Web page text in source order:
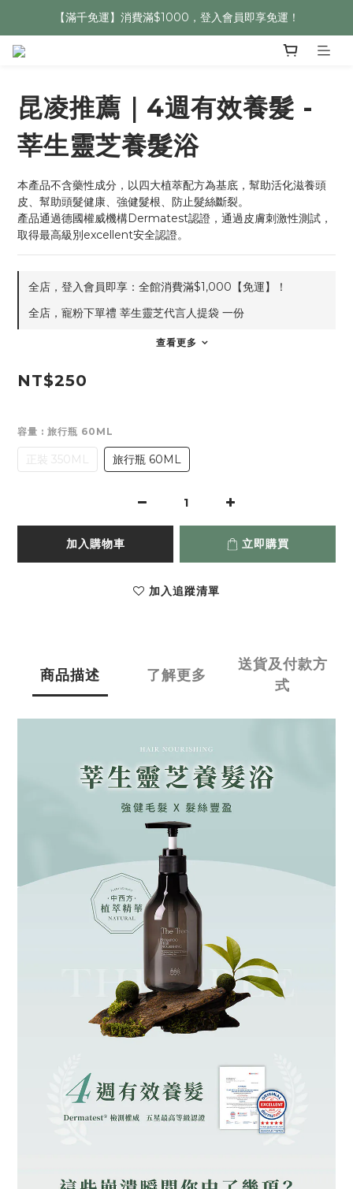
【滿千免運】消費滿$1000，登入會員即享免運！
昆凌推薦｜4週有效養髮 -
莘生靈芝養髮浴
本產品不含藥性成分，以四大植萃配方為基底，幫助活化滋養頭
皮、幫助頭髮健康、強健髮根、防止髮絲斷裂。
產品通過德國權威機構Dermatest認證，通過皮膚刺激性測試，
取得最高級別excellent安全認證。
全店，登入會員即享：全館消費滿$1,000【免運】！
全店，寵粉下單禮 莘生靈芝代言人提袋 一份
查看更多
NT$250
容量 : 旅行瓶 60ML
正裝 350ML 旅行瓶 60ML
加入購物車 立即購買
加入追蹤清單
商品描述 了解更多
送貨及付款方
式